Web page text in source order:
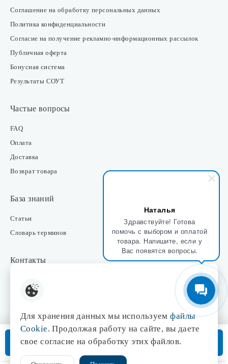
Наталья
Здравствуйте! Готова
помочь с выбором и оплатой
товара. Напишите, если у
Вас появятся вопросы.
Соглашение на обработку персональных данных
Политика конфиденциальности
Согласие на получение рекламно-информационных рассылок
Публичная оферта
Бонусная система
Результаты СОУТ
Частые вопросы
FAQ
Оплата
Доставка
Возврат товара
База знаний
Статьи
Словарь терминов
Контакты
Интернет-магазин
Отдел маркетинга
В корзину
Доставка от 3 дней
Для хранения данных мы используемфайлы
Cookie. Продолжая работу на сайте, вы даете
свое согласие на обработку этих файлов.